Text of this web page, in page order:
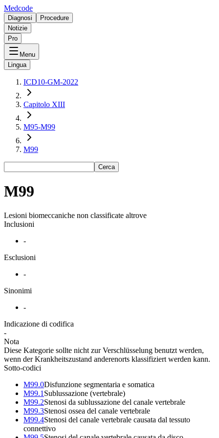
Medcode
Diagnosi
Procedure
Notizie
Pro
Menu
Lingua
ICD10-GM-2022
Capitolo XIII
M95-M99
M99
Cerca
M99
Lesioni biomeccaniche non classificate altrove
Inclusioni
-
Esclusioni
-
Sinonimi
-
Indicazione di codifica
-
Nota
Diese Kategorie sollte nicht zur Verschlüsselung benutzt werden,
wenn der Krankheitszustand anderenorts klassifiziert werden kann.
Sotto-codici
M99.0Disfunzione segmentaria e somatica
M99.1 Sublussazione (vertebrale)
M99.2Stenosi da sublussazione del canale vertebrale
M99.3Stenosi ossea del canale vertebrale
M99.4Stenosi del canale vertebrale causata dal tessuto
connettivo